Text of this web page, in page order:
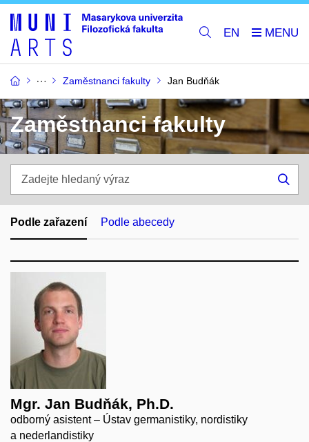
EN
Zaměstnanci fakulty Jan Budňák
Zaměstnanci fakulty
hledaný
výraz
Podle zařazení Podle abecedy
Mgr. Jan Budňák, Ph.D.
odborný asistent – Ústav germanistiky, nordistiky
a nederlandistiky